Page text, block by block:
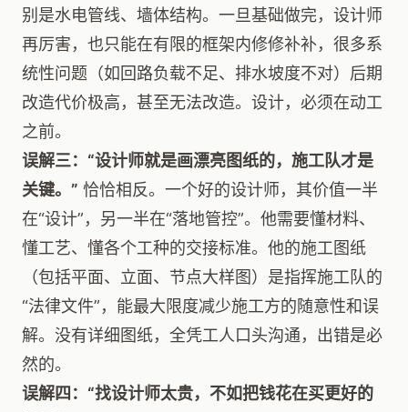
别是水电管线、墙体结构。一旦基础做完，设计师
再厉害，也只能在有限的框架内修修补补，很多系
统性问题（如回路负载不足、排水坡度不对）后期
改造代价极高，甚至无法改造。设计，必须在动工
之前。
误解三：“设计师就是画漂亮图纸的，施工队才是
关键。” 恰恰相反。一个好的设计师，其价值一半
在“设计”，另一半在“落地管控”。他需要懂材料、
懂工艺、懂各个工种的交接标准。他的施工图纸
（包括平面、立面、节点大样图）是指挥施工队的
“法律文件”，能最大限度减少施工方的随意性和误
解。没有详细图纸，全凭工人口头沟通，出错是必
然的。
误解四：“找设计师太贵，不如把钱花在买更好的